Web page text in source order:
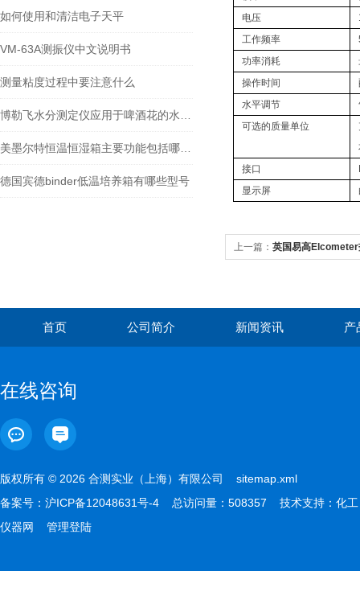
如何使用和清洁电子天平
VM-63A测振仪中文说明书
测量粘度过程中要注意什么
德国宾德binder低温培养箱有哪些型号
电压
工作频率
功率消耗
操作时间
水平调节
可选的质量单位
接口
显示屏
上一篇： 英国易高
首页 公司简介 新闻资讯 产
在线咨询
版权所有 © 2026 合测实业（上海）有限公司 sitemap.xml
备案号： 沪ICP备12048631号-4 总访问量：508357 技术支持： 化工
仪器网
管理登陆